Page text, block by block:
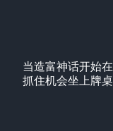
当造富神话开始
抓住机会坐上牌桌